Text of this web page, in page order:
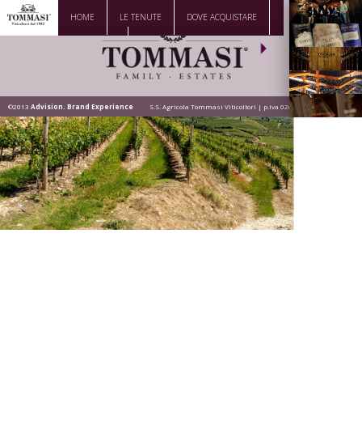
HOME LE TENUTE DOVE ACQUISTARE
DOWNLOAD CONTATTI
La Famiglia
Vini
Visita la
Cantina
Dove siamo
News |
Eventi
©2013 Advision. Brand Experience S.S. Agricola Tommasi Viticoltori | p.iva 02628200236